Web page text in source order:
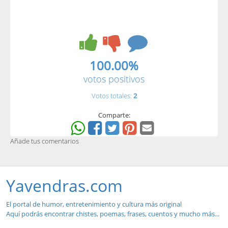
100.00%
votos positivos
Votos totales: 2
Comparte:
Añade tus comentarios
Yavendras.com
El portal de humor, entretenimiento y cultura más original
Aquí podrás encontrar chistes, poemas, frases, cuentos y mucho más...